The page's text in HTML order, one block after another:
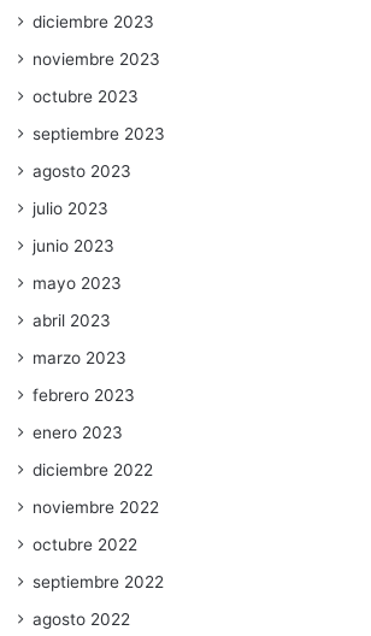
diciembre 2023
noviembre 2023
octubre 2023
septiembre 2023
agosto 2023
julio 2023
junio 2023
mayo 2023
abril 2023
marzo 2023
febrero 2023
enero 2023
diciembre 2022
noviembre 2022
octubre 2022
septiembre 2022
agosto 2022